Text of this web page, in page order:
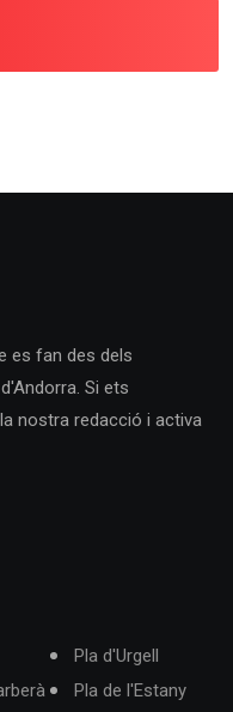
es fan des dels
Si ets
nostra redacció i activa
Pla d'Urgell
Pla de l'Estany